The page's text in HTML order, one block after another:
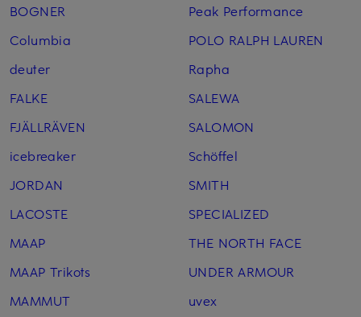
BOGNER
Columbia
deuter
FALKE
FJÄLLRÄVEN
icebreaker
JORDAN
LACOSTE
MAAP
MAAP Trikots
MAMMUT
Peak Performance
POLO RALPH LAUREN
Rapha
SALEWA
SALOMON
Schöffel
SMITH
SPECIALIZED
THE NORTH FACE
UNDER ARMOUR
uvex